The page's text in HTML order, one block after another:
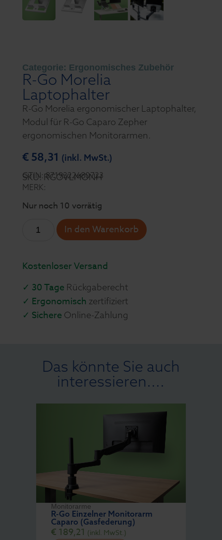
Categorie: Ergonomisches Zubehör
R-Go Morelia
Laptophalter
R-Go Morelia ergonomischer Laptophalter,
Modul für R-Go Caparo Zepher
ergonomischen Monitorarmen.
€58,31 (inkl. MwSt.)
SKU: RGOVLMONH
GTIN: 8719322680723
MERK:
Nur noch 10 vorrätig
In den Warenkorb
Kostenloser Versand
✓ 30 Tage Rückgaberecht
✓ Ergonomisch zertifiziert
✓ Sichere Online-Zahlung
Das könnte Sie auch
interessieren....
Monitorarme
R-Go Einzelner Monitorarm
Caparo (Gasfederung)
€ 189,21 (inkl. MwSt.)